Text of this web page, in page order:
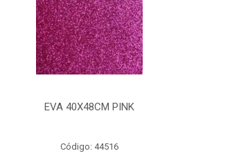
EVA 40X48CM PINK
Código: 44516